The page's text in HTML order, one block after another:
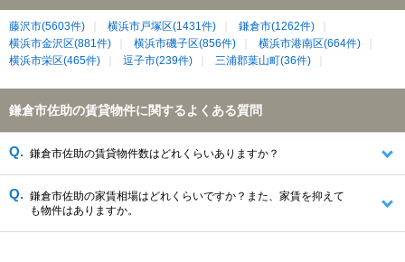
藤沢市(5603件) 横浜市戸塚区(1431件)
鎌倉市(1262件)
横浜市金沢区(881件)
横浜市磯子区(856件)
横浜市港南区(664件)
横浜市栄区(465件)
逗子市(239件) 三浦郡葉山町(36件)
鎌倉市佐助の賃貸物件に関するよくある質問
鎌倉市佐助の賃貸物件数はどれくらいありますか？
鎌倉市佐助の家賃相場はどれくらいですか？また、家賃を抑えて
も物件はありますか。